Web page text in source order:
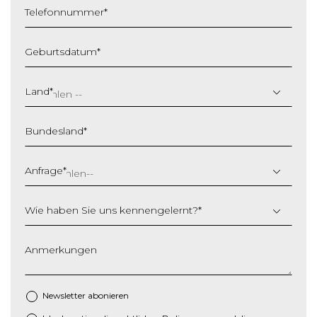
Telefonnummer*
Geburtsdatum*
T
S
h
ä
g
t
r
i
h
M
Land*
Bundesland*
Anfrage*
Wie haben Sie uns kennengelernt?*
Anmerkungen
Newsletter abonieren